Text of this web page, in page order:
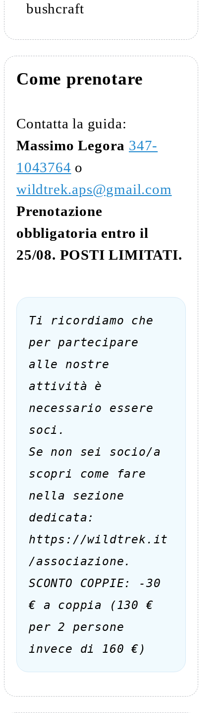
bushcraft
Come prenotare
Contatta la guida:
Massimo Legora 347-
1043764 o
wildtrek.aps@gmail.com
Prenotazione
obbligatoria entro il
25/08. POSTI LIMITATI.
Ti ricordiamo che
per partecipare
alle nostre
attività è
necessario essere
soci.
Se non sei socio/a
scopri come fare
nella sezione
dedicata:
https://wildtrek.it
/associazione.
SCONTO COPPIE: -30
€ a coppia (130 €
per 2 persone
invece di 160 €)